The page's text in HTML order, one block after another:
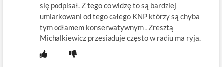
się podpisał. Z tego co widzę to są bardziej
umiarkowani od tego całego KNP którzy są chyba
tym odłamem konserwatywnym . Zresztą
Michalkiewicz przesiaduje często w radiu ma ryja.